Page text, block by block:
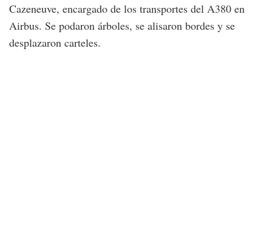
Cazeneuve, encargado de los transportes del A380 en
Airbus. Se podaron árboles, se alisaron bordes y se
desplazaron carteles.